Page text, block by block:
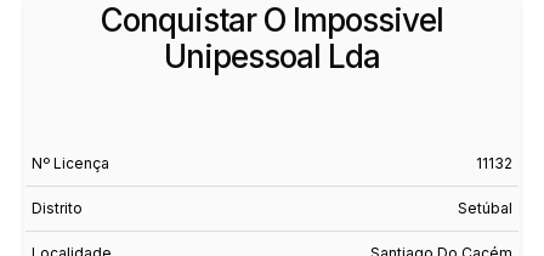
Conquistar O Impossivel
Unipessoal Lda
Nº Licença 11132
Distrito Setúbal